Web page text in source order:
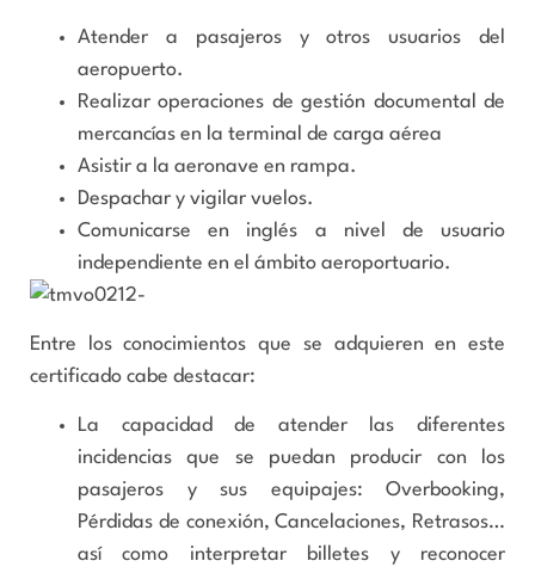
Atender a pasajeros y otros usuarios del
aeropuerto.
Realizar operaciones de gestión documental de
mercancías en la terminal de carga aérea
Asistir a la aeronave en rampa.
Despachar y vigilar vuelos.
Comunicarse en inglés a nivel de usuario
independiente en el ámbito aeroportuario.
Entre los conocimientos que se adquieren en este
certificado cabe destacar:
La capacidad de atender las diferentes
incidencias que se puedan producir con los
pasajeros y sus equipajes: Overbooking,
Pérdidas de conexión, Cancelaciones, Retrasos…
así como interpretar billetes y reconocer